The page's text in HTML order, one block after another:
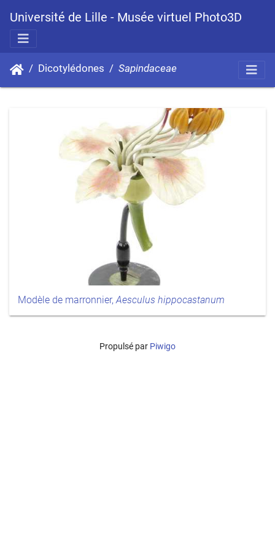
Université de Lille - Musée virtuel Photo3D
Dicotylédones Sapindaceae
Modèle de marronnier,Aesculus hippocastanum
Propulsé par Piwigo